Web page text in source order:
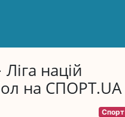
націй
на СПОРТ.UA
Спорт